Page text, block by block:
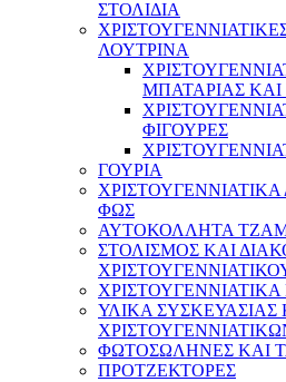
ΣΤΟΛΙΔΙΑ
ΛΟΥΤΡΙΝΑ
ΜΠΑΤΑΡΙΑΣ
ΦΙΓΟΥΡΕΣ
ΓΟΥΡΙΑ
ΦΩΣ
ΑΥΤΟΚΟΛΛΗΤΑ
ΣΤΟΛΙΣΜΟΣ ΚΑΙ
ΥΛΙΚΑ ΣΥΣΚΕΥΑΣΙΑΣ
ΦΩΤΟΣΩΛΗΝΕΣ ΚΑΙ
ΠΡΟΤΖΕΚΤΟΡΕΣ